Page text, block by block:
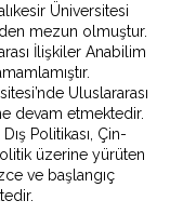
Üniversitesi
mezun olmuştur.
İlişkiler Anabilim
Uluslararası
devam etmektedir.
Politikası, Çin-
üzerine yürüten
ve başlangıç